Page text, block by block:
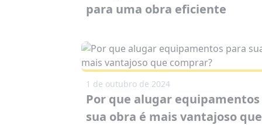
para uma obra eficiente
1 de outubro de 2024
Por que alugar
sua obra é mais vantajoso que